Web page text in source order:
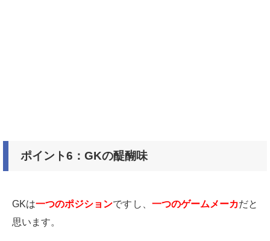
ポイント6：GKの醍醐味
GKは一つのポジションですし、 一つのゲームメーカだと
思います。